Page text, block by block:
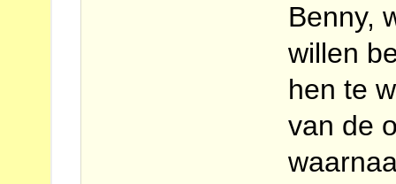
Benny,
willen
hen te
van de